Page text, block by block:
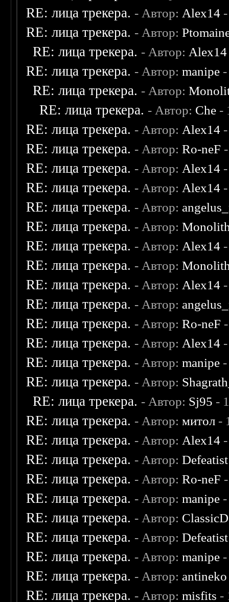
RE: лица трекера. - Автор: Alex14
RE: лица трекера. - Автор:
RE: лица трекера. - Автор: Alex14
RE: лица трекера. - Автор:manipe
RE: лица трекера. - Автор:
RE: лица трекера. - Автор: Che -
RE: лица трекера. - Автор: Alex14
RE: лица трекера. - Автор:Ro-neF
RE: лица трекера. - Автор: Alex14
RE: лица трекера. - Автор: Alex14
RE: лица трекера. - Автор:
RE: лица трекера. - Автор:
RE: лица трекера. - Автор: Alex14
RE: лица трекера. - Автор:
RE: лица трекера. - Автор: Alex14
RE: лица трекера. - Автор:
RE: лица трекера. - Автор:Ro-neF
RE: лица трекера. - Автор: Alex14
RE: лица трекера. - Автор:manipe
RE: лица трекера. - Автор:
RE: лица трекера. - Автор: Sj95 -
RE: лица трекера. - Автор:митол -
RE: лица трекера. - Автор: Alex14
RE: лица трекера. - Автор:Defeatist
RE: лица трекера. - Автор:Ro-neF
RE: лица трекера. - Автор:manipe
RE: лица трекера. - Автор:
RE: лица трекера. - Автор:Defeatist
RE: лица трекера. - Автор:manipe
RE: лица трекера. - Автор: antineko
RE: лица трекера. - Автор:misfits -